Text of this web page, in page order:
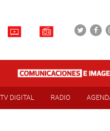
TV DIGITAL RADIO